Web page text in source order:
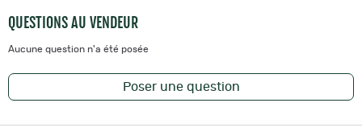
QUESTIONS AU VENDEUR
Aucune question n'a été posée
Poser une question